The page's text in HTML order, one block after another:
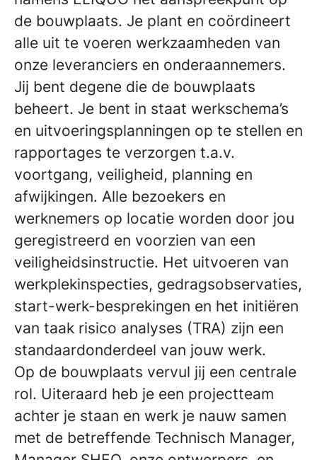
de bouwplaats. Je plant en coördineert
alle uit te voeren werkzaamheden van
onze leveranciers en onderaannemers.
Jij bent degene die de bouwplaats
beheert. Je bent in staat werkschema’s
en uitvoeringsplanningen op te stellen en
rapportages te verzorgen t.a.v.
voortgang, veiligheid, planning en
afwijkingen. Alle bezoekers en
werknemers op locatie worden door jou
geregistreerd en voorzien van een
veiligheidsinstructie. Het uitvoeren van
werkplekinspecties, gedragsobservaties,
start-werk-besprekingen en het initiëren
van taak risico analyses (TRA) zijn een
standaardonderdeel van jouw werk.
Op de bouwplaats vervul jij een centrale
rol. Uiteraard heb je een projectteam
achter je staan en werk je nauw samen
met de betreffende Technisch Manager,